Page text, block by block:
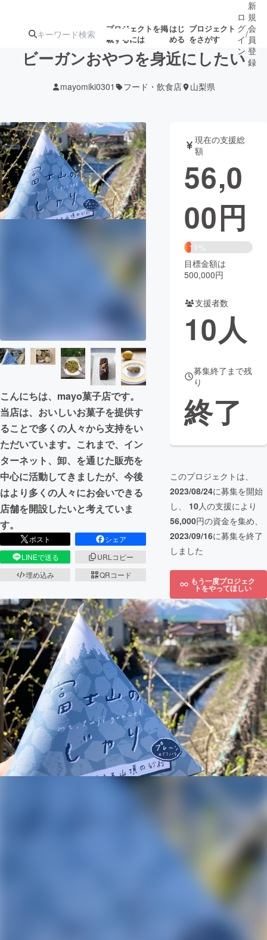
プロジェクトを掲
載するには
はじ
める
プロジェクト
をさがす
アート・写真
テクノロジー・ガジェット ゲーム・サ
映像・映画
チャレンジ
CAMPFIRE for Social Good
CAMPFIRE Creation
CAMPFIREふるさと納税machi-ya コミュニティ
ロ
グ
イ
ン
/
新
規
会
員
登
録
ビーガンおやつを身近にしたい
mayomiki0301 フード・飲食店 山梨県
こんにちは、mayo菓子店です。
当店は、おいしいお菓子を提供す
ることで多くの人々から支持をい
ただいています。これまで、イン
ターネット、卸、を通じた販売を
中心に活動してきましたが、今後
はより多くの人々にお会いできる
店舗を開設したいと考えていま
す。
ポスト
シェア
LINEで送る
URLコピー
埋め込み
QRコード
現在の支援総
額
56,0
00円
11%
目標金額は
500,000円
支援者数
10人
募集終了まで残
り
終了
このプロジェクトは、
2023/08/24に募集を開始
し、 10人の支援により
56,000円の資金を集め、
2023/09/16に募集を終了
しました
もう一度プロジェク
トをやってほしい